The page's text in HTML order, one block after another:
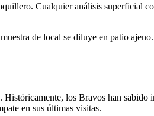
Cualquier análisis superficial
de local se diluye en patio
los Bravos han
en sus últimas visitas.